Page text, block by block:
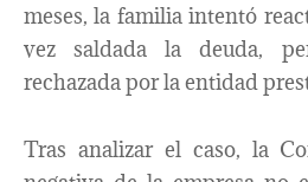
meses, la familia intentó
vez saldada la deuda,
rechazada por la entidad
Tras analizar el caso, la